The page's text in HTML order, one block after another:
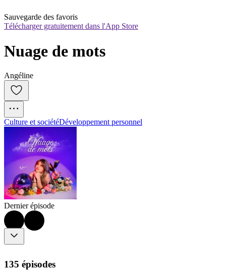
Sauvegarde des favoris
Télécharger gratuitement dans l'App Store
Nuage de mots
Angéline
Culture et sociétéDéveloppement personnel
Dernier épisode
135 épisodes